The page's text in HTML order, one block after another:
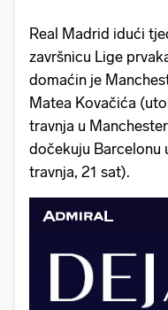
Real Madrid idući
završnicu Lige
domaćin je
Matea Kovačića
travnja u
dočekuju Barcelonu
travnja, 21 sat).